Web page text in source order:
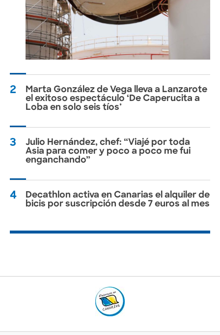
2
Marta González de Vega lleva a Lanzarote
el exitoso espectáculo ‘De Caperucita a
Loba en solo seis tíos’
3
Julio Hernández, chef: “Viajé por toda
Asia para comer y poco a poco me fui
enganchando”
4
Decathlon activa en Canarias el alquiler de
bicis por suscripción desde 7 euros al mes